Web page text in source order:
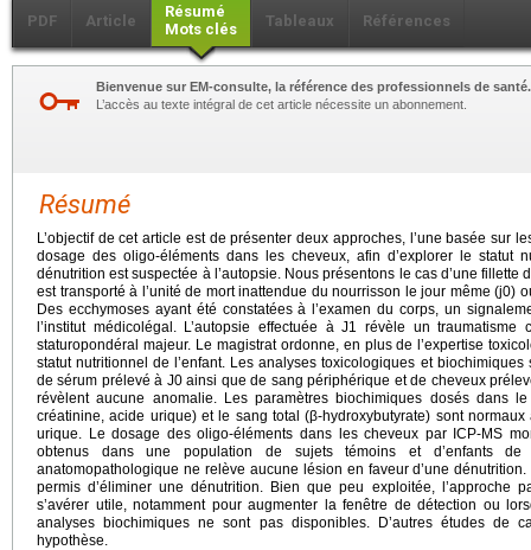
PDF Article
Résumé
Mots clés
Tableaux Références
Bienvenue sur EM-consulte, la référence des professionnels de santé.
L’accès au texte intégral de cet article nécessite un abonnement.
Résumé
L’objectif de cet article est de présenter deux approches, l’une basée sur
dosage des oligo-éléments dans les cheveux, afin d’explorer le statut
dénutrition est suspectée à l’autopsie. Nous présentons le cas d’une
est transporté à l’unité de mort inattendue du nourrisson le jour même (j0)
Des ecchymoses ayant été constatées à l’examen du corps, un
l’institut médicolégal. L’autopsie effectuée à J1 révèle un
staturopondéral majeur. Le magistrat ordonne, en plus de l’expertise
statut nutritionnel de l’enfant. Les analyses toxicologiques et
de sérum prélevé à J0 ainsi que de sang périphérique et de cheveux
révèlent aucune anomalie. Les paramètres biochimiques dosés dans
créatinine, acide urique) et le sang total (β-hydroxybutyrate) sont normaux
urique. Le dosage des oligo-éléments dans les cheveux par ICP-MS
obtenus dans une population de sujets témoins et d’enfants de
anatomopathologique ne relève aucune lésion en faveur d’une
permis d’éliminer une dénutrition. Bien que peu exploitée, l’approche
s’avérer utile, notamment pour augmenter la fenêtre de détection ou
analyses biochimiques ne sont pas disponibles. D’autres études de
hypothèse.